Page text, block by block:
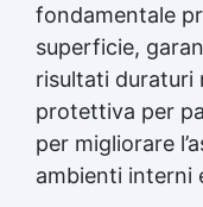
fondamentale
superficie,
risultati duraturi
protettiva per
per migliorare
ambienti interni